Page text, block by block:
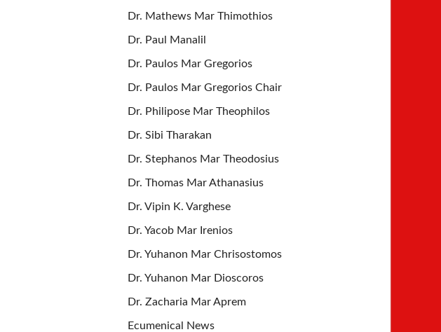
Dr. Mathews Mar Thimothios
Dr. Paul Manalil
Dr. Paulos Mar Gregorios
Dr. Paulos Mar Gregorios Chair
Dr. Philipose Mar Theophilos
Dr. Sibi Tharakan
Dr. Stephanos Mar Theodosius
Dr. Thomas Mar Athanasius
Dr. Vipin K. Varghese
Dr. Yacob Mar Irenios
Dr. Yuhanon Mar Chrisostomos
Dr. Yuhanon Mar Dioscoros
Dr. Zacharia Mar Aprem
Ecumenical News